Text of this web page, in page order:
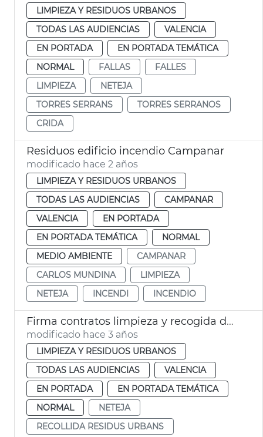
LIMPIEZA Y RESIDUOS URBANOS
TODAS LAS AUDIENCIAS
VALENCIA
EN PORTADA
EN PORTADA TEMÁTICA
NORMAL
FALLAS
FALLES
LIMPIEZA
NETEJA
TORRES SERRANS
TORRES SERRANOS
CRIDA
Residuos edificio incendio Campanar
modificado hace 2 años
LIMPIEZA Y RESIDUOS URBANOS
TODAS LAS AUDIENCIAS
CAMPANAR
VALENCIA
EN PORTADA
EN PORTADA TEMÁTICA
NORMAL
MEDIO AMBIENTE
CAMPANAR
CARLOS MUNDINA
LIMPIEZA
NETEJA
INCENDI INCENDIO
Firma contratos limpieza y recogida de residuos
modificado hace 3 años
LIMPIEZA Y RESIDUOS URBANOS
TODAS LAS AUDIENCIAS
VALENCIA
EN PORTADA
EN PORTADA TEMÁTICA
NORMAL
NETEJA
RECOLLIDA RESIDUS URBANS